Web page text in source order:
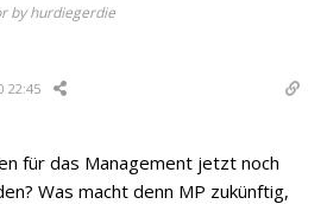
by hurdiegerdie
22:45
für das Management jetzt noch
Was macht denn MP zukünftig,